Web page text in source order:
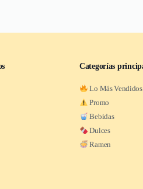
Categorías
Lo Más Vendidos
Promo
Bebidas
Dulces
Ramen